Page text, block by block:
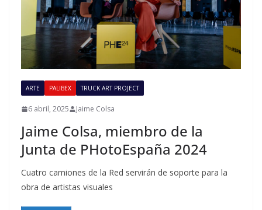
ARTE PALIBEX TRUCK ART PROJECT
6 abril, 2025 Jaime Colsa
Jaime Colsa, miembro de la
Junta de PHotoEspaña 2024
Cuatro camiones de la Red servirán de soporte para la
obra de artistas visuales